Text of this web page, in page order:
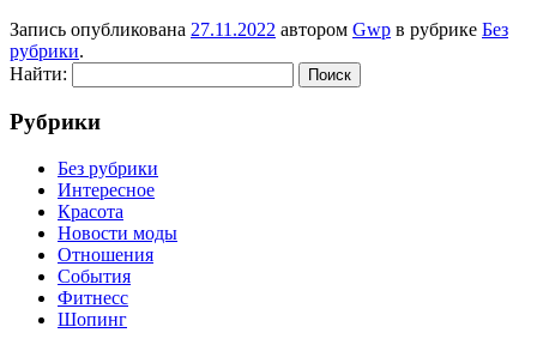
Запись опубликована 27.11.2022 автором Gwp в рубрике Без
рубрики.
Найти:
Рубрики
Без рубрики
Интересное
Красота
Новости моды
Отношения
События
Фитнесс
Шопинг